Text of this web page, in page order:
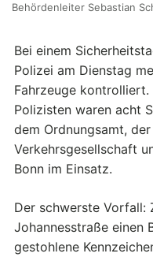
Behördenleiter Sebastian
Bei einem
Polizei am Dienstag
Fahrzeuge
Polizisten waren acht
dem Ordnungsamt,
Verkehrsgesellschaft
Bonn im Einsatz.
Der schwerste Vorfall:
Johannesstraße einen
gestohlene